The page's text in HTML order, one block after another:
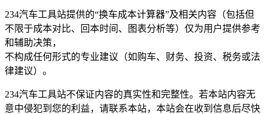
234汽车工具站提供的“换车成本计算器”及相关内容（包括但
不限于成本对比、回本时间、图表分析等）仅为用户提供参考
和辅助决策，
不构成任何形式的专业建议（如购车、财务、投资、税务或法
律建议）。
234汽车工具站不保证内容的真实性和完整性。若本站内容无
意中侵犯到您的利益，请联系本站，本站会在收到信息后尽快